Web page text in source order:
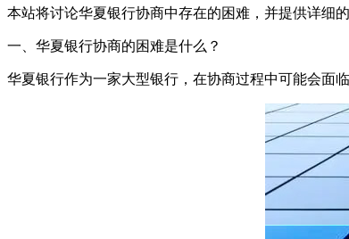
本站将讨论华夏银行协商中存在的困难，并提供详细
一、华夏银行协商的困难是什么？
华夏银行作为一家大型银行，在协商过程中可能会面